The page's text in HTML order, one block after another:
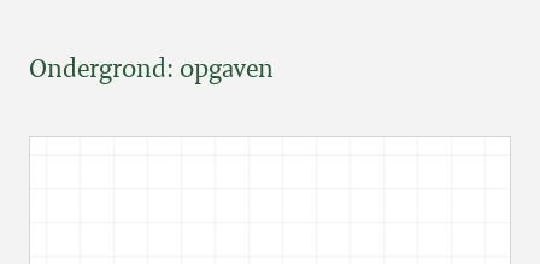
Ondergrond: opgaven